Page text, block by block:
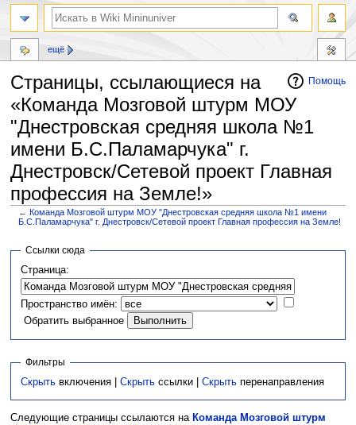
Помощь
Страницы, ссылающиеся на
«Команда Мозговой штурм МОУ
"Днестровская средняя школа №1
имени Б.С.Паламарчука" г.
Днестровск/Сетевой проект Главная
профессия на Земле!»
← Команда Мозговой штурм МОУ "Днестровская средняя школа №1 имени
Б.С.Паламарчука" г. Днестровск/Сетевой проект Главная профессия на Земле!
Перейти
навигации
Перейти
поиску
Ссылки сюда
Страница:
Пространство имён:
Обратить выбранное
Фильтры
Скрыть включения |Скрыть ссылки |Скрыть перенаправления
Следующие страницы ссылаются на Команда Мозговой штурм
ещё